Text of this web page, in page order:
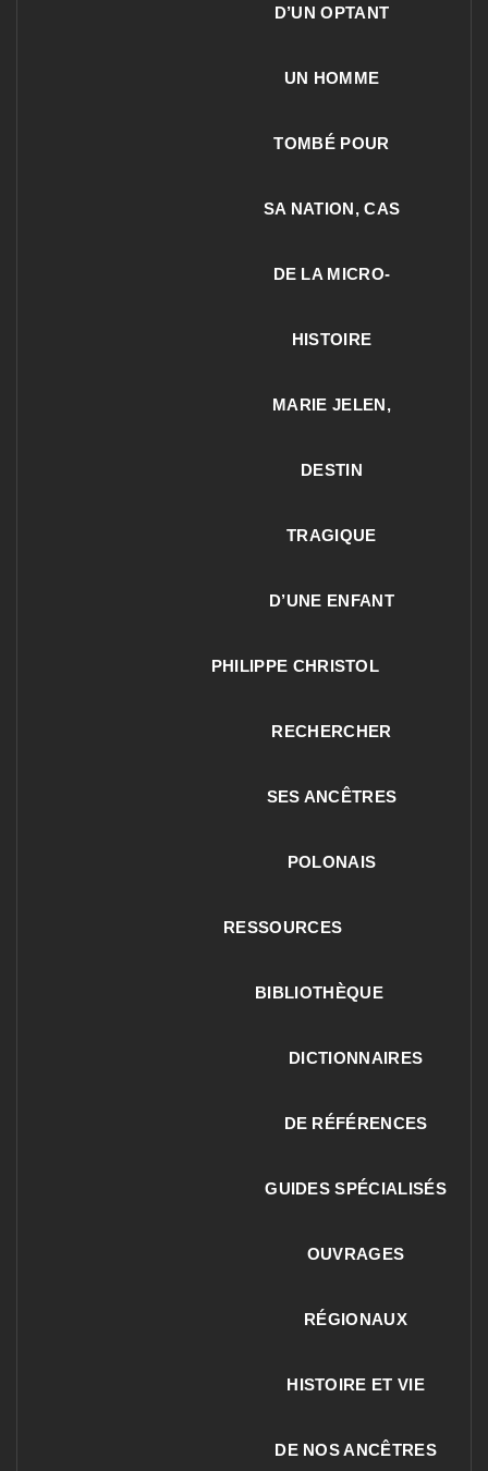
D’UN OPTANT
UN HOMME
TOMBÉ POUR
SA NATION, CAS
DE LA MICRO-
HISTOIRE
MARIE JELEN,
DESTIN
TRAGIQUE
D’UNE ENFANT
PHILIPPE CHRISTOL
RECHERCHER
SES ANCÊTRES
POLONAIS
RESSOURCES
BIBLIOTHÈQUE
DICTIONNAIRES
DE RÉFÉRENCES
GUIDES SPÉCIALISÉS
OUVRAGES
RÉGIONAUX
HISTOIRE ET VIE
DE NOS ANCÊTRES